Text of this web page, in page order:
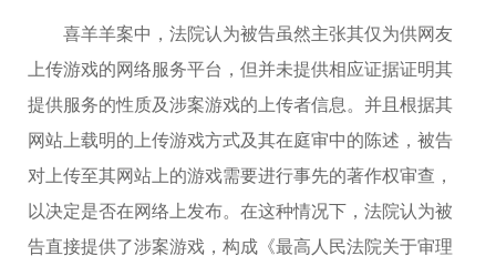
喜羊羊案中，法院认为被告虽然主张其仅为供网友
上传游戏的网络服务平台，但并未提供相应证据证明其
提供服务的性质及涉案游戏的上传者信息。并且根据其
网站上载明的上传游戏方式及其在庭审中的陈述，被告
对上传至其网站上的游戏需要进行事先的著作权审查，
以决定是否在网络上发布。在这种情况下，法院认为被
告直接提供了涉案游戏，构成《最高人民法院关于审理